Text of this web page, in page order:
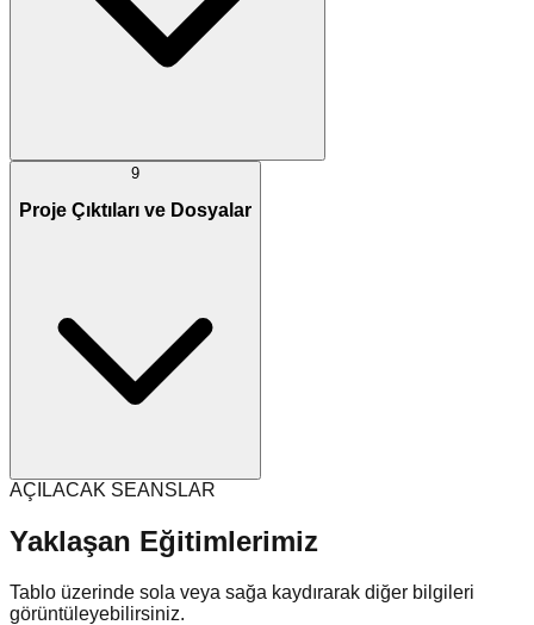
9
Proje Çıktıları ve Dosyalar
AÇILACAK SEANSLAR
Yaklaşan Eğitimlerimiz
Tablo üzerinde sola veya sağa kaydırarak diğer bilgileri
görüntüleyebilirsiniz.